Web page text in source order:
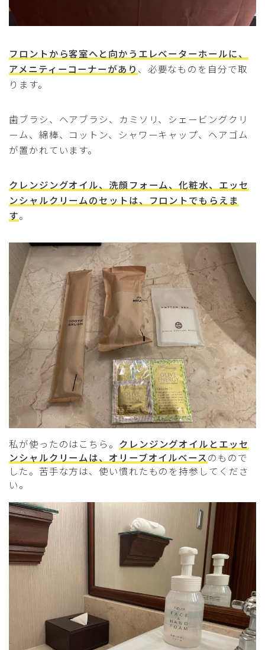
フロントから客室へと向かうエレベーターホールに、
アメニティーコーナーがあり 、必要なものを自分で取
ります。
歯ブラシ、ヘアブラシ、カミソリ、シェービングクリ
ーム、綿棒、コットン、シャワーキャップ、ヘアゴム
が置かれています。
クレンジングオイル、洗顔フォーム、化粧水、エッセ
ンシャルクリームのセットは、フロントでもらえま
す。
私が使ったのはこちら。 クレンジングオイルとエッセ
ンシャルクリームは、オリーブオイルベースのもので
した。苦手な方は、使い慣れたものを持参してくださ
い。